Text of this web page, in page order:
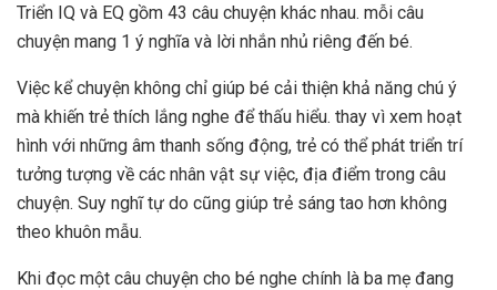
Triển IQ và EQ gồm 43 câu chuyện khác nhau. mỗi câu
chuyện mang 1 ý nghĩa và lời nhắn nhủ riêng đến bé.
Việc kể chuyện không chỉ giúp bé cải thiện khả năng chú ý
mà khiến trẻ thích lắng nghe để thấu hiểu. thay vì xem hoạt
hình với những âm thanh sống động, trẻ có thể phát triển trí
tưởng tượng về các nhân vật sự việc, địa điểm trong câu
chuyện. Suy nghĩ tự do cũng giúp trẻ sáng tao hơn không
theo khuôn mẫu.
Khi đọc một câu chuyện cho bé nghe chính là ba mẹ đang